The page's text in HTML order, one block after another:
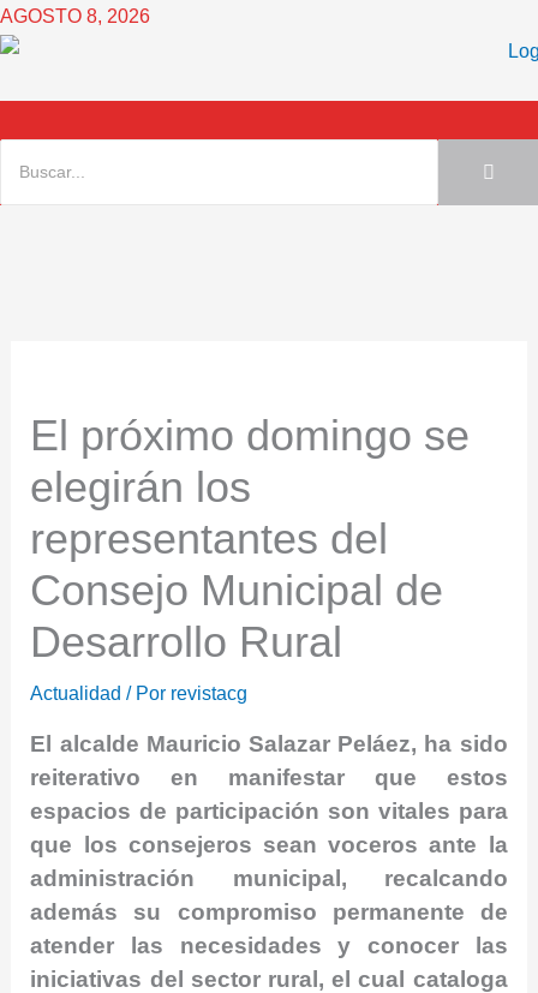
Ir
al
AGOSTO 8, 2026
El próximo domingo se
elegirán los
representantes del
Consejo Municipal de
Desarrollo Rural
Actualidad / Por revistacg
El alcalde Mauricio Salazar Peláez, ha sido
reiterativo en manifestar que estos
espacios de participación son vitales para
que los consejeros sean voceros ante la
administración municipal, recalcando
además su compromiso permanente de
atender las necesidades y conocer las
iniciativas del sector rural, el cual cataloga